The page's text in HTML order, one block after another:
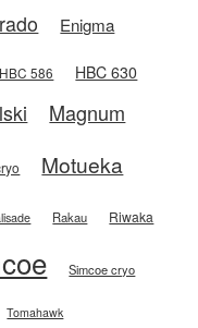
Enigma
HBC 586 HBC 630
Magnum
Motueka
Rakau Riwaka
Simcoe cryo
Tomahawk